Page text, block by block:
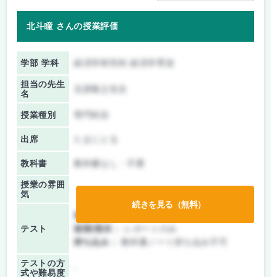
北斗瞳 さんの授業評価
学部 学科
担当の先生
名
北原敬之先生
授業種別
出席
教科書 教科書なし・不要
授業の雰囲
気
テスト
前期/中間：
後期/期末：
持ち込み：
教科書ノート持ち込み不可
テストの方
式や難易度
続きを見る（無料）